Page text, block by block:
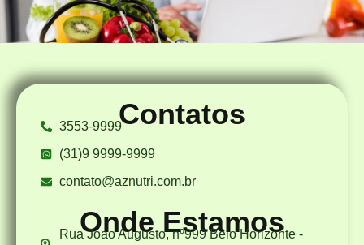
Contatos
3553-9999
(31)9 9999-9999
contato@aznutri.com.br
Onde Estamos
Rua Joao Augusto, nº999 Belo Horizonte -